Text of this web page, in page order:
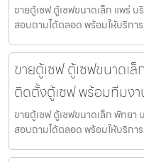
ขายตู้เซฟ ตู้เซฟขนาดเล็ก แพร่
สอบถามได้ตลอด พร้อมให้บริกา
ขายตู้เซฟ ตู้เซฟขนาดเ
ติดตั้งตู้เซฟ พร้อมทีมง
ขายตู้เซฟ ตู้เซฟขนาดเล็ก พัทย
สอบถามได้ตลอด พร้อมให้บริกา